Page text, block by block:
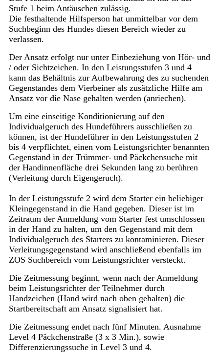
Stufe 1 beim Antäuschen zulässig.
Die festhaltende Hilfsperson hat unmittelbar vor dem
Suchbeginn des Hundes diesen Bereich wieder zu
verlassen.
Der Ansatz erfolgt nur unter Einbeziehung von Hör- und
/ oder Sichtzeichen. In den Leistungsstufen 3 und 4
kann das Behältnis zur Aufbewahrung des zu suchenden
Gegenstandes dem Vierbeiner als zusätzliche Hilfe am
Ansatz vor die Nase gehalten werden (anriechen).
Um eine einseitige Konditionierung auf den
Individualgeruch des Hundeführers ausschließen zu
können, ist der Hundeführer in den Leistungsstufen 2
bis 4 verpflichtet, einen vom Leistungsrichter benannten
Gegenstand in der Trümmer- und Päckchensuche mit
der Handinnenfläche drei Sekunden lang zu berühren
(Verleitung durch Eigengeruch).
In der Leistungsstufe 2 wird dem Starter ein beliebiger
Kleingegenstand in die Hand gegeben. Dieser ist im
Zeitraum der Anmeldung vom Starter fest umschlossen
in der Hand zu halten, um den Gegenstand mit dem
Individualgeruch des Starters zu kontaminieren. Dieser
Verleitungsgegenstand wird anschließend ebenfalls im
ZOS Suchbereich vom Leistungsrichter versteckt.
Die Zeitmessung beginnt, wenn nach der Anmeldung
beim Leistungsrichter der Teilnehmer durch
Handzeichen (Hand wird nach oben gehalten) die
Startbereitschaft am Ansatz signalisiert hat.
Die Zeitmessung endet nach fünf Minuten. Ausnahme
Level 4 Päckchenstraße (3 x 3 Min.), sowie
Differenzierungssuche in Level 3 und 4.